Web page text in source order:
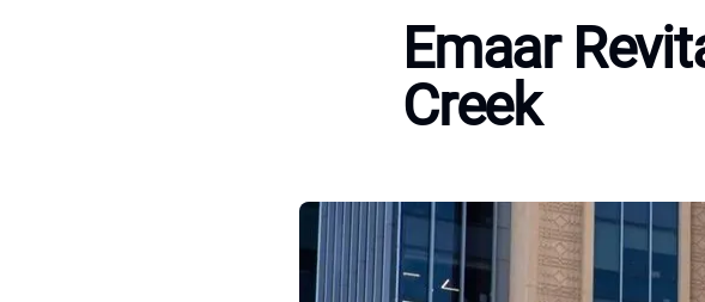
Emaar
Creek